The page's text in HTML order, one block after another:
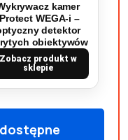
kamer
WEGA-i –
detektor
obiektywów
Zobacz produkt w
sklepie